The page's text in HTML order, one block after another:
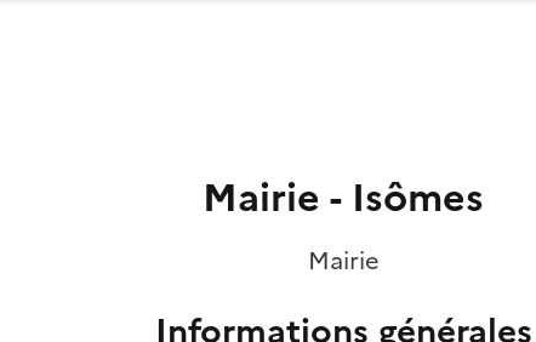
Mairie - Isômes
Mairie
Informations générales